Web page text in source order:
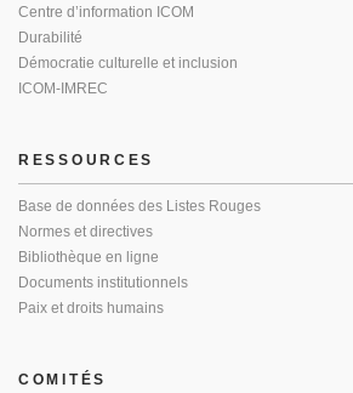
Centre d’information ICOM
Durabilité
Démocratie culturelle et inclusion
ICOM-IMREC
RESSOURCES
Base de données des Listes Rouges
Normes et directives
Bibliothèque en ligne
Documents institutionnels
Paix et droits humains
COMITÉS